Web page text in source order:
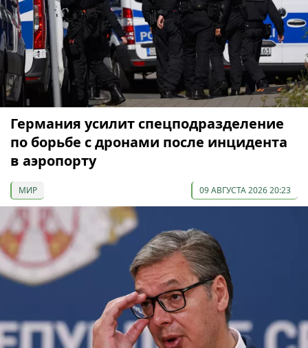
Германия усилит спецподразделение
по борьбе с дронами после инцидента
в аэропорту
МИР 09 АВГУСТА 2026 20:23